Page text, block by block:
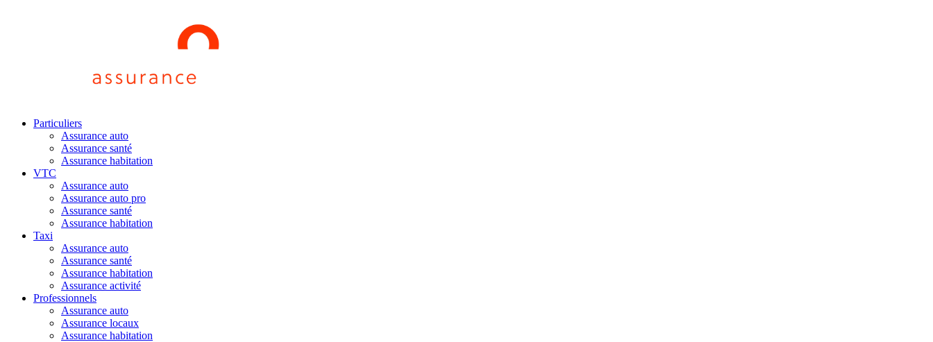
Particuliers
Assurance auto
Assurance santé
Assurance habitation
VTC
Assurance auto
Assurance auto pro
Assurance santé
Assurance habitation
Taxi
Assurance auto
Assurance santé
Assurance habitation
Assurance activité
Professionnels
Assurance auto
Assurance locaux
Assurance habitation